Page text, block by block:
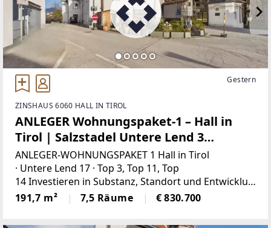
Gestern
ZINSHAUS 6060 HALL IN TIROL
ANLEGER Wohnungspaket-1 – Hall in
Tirol | Salzstadel Untere Lend 3
Wohneinheiten | ca. 191m² Nutzfläche
ANLEGER-WOHNUNGSPAKET 1 Hall in Tirol
· Untere Lend 17 · Top 3, Top 11, Top
14 Investieren in Substanz, Standort und Entwicklun
gsspielraum.Das angebotene Wohnungseigentums
paket 1 umfasst drei Wohneinheiten in einem der hi
191,7 m² 7,5 Räume € 830.700